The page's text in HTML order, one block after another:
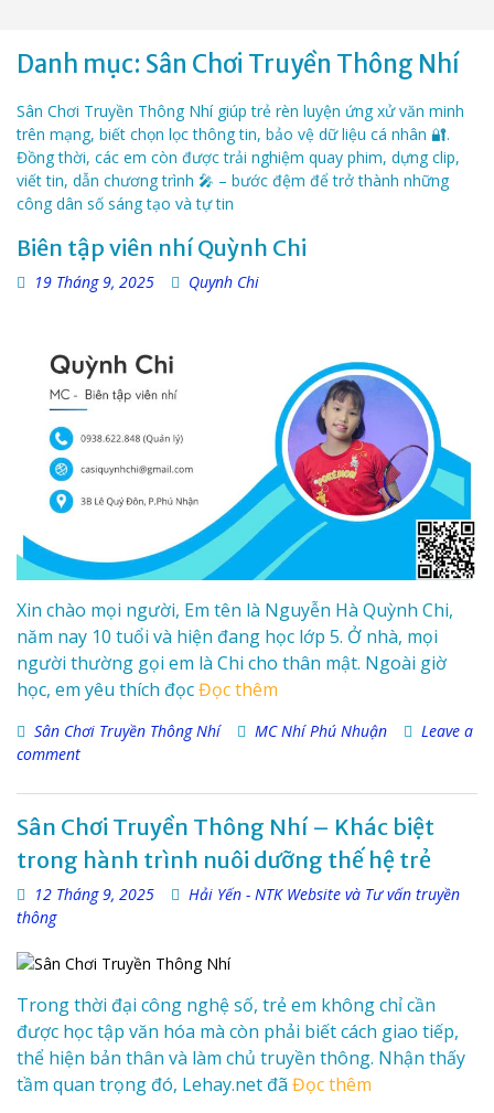
Danh mục: Sân Chơi Truyền Thông Nhí
Sân Chơi Truyền Thông Nhí giúp trẻ rèn luyện ứng xử văn minh
trên mạng, biết chọn lọc thông tin, bảo vệ dữ liệu cá nhân 🔐.
Đồng thời, các em còn được trải nghiệm quay phim, dựng clip,
viết tin, dẫn chương trình 🎤 – bước đệm để trở thành những
công dân số sáng tạo và tự tin
Biên tập viên nhí Quỳnh Chi
19 Tháng 9, 2025 Quynh Chi
Xin chào mọi người, Em tên là Nguyễn Hà Quỳnh Chi,
năm nay 10 tuổi và hiện đang học lớp 5. Ở nhà, mọi
người thường gọi em là Chi cho thân mật. Ngoài giờ
học, em yêu thích đọcĐọc thêm
Sân Chơi Truyền Thông Nhí MC Nhí Phú Nhuận
Leave a
comment
Sân Chơi Truyền Thông Nhí – Khác biệt
trong hành trình nuôi dưỡng thế hệ trẻ
12 Tháng 9, 2025
Hải Yến - NTK Website và Tư vấn truyền
thông
Trong thời đại công nghệ số, trẻ em không chỉ cần
được học tập văn hóa mà còn phải biết cách giao tiếp,
thể hiện bản thân và làm chủ truyền thông. Nhận thấy
tầm quan trọng đó, Lehay.net đã Đọc thêm